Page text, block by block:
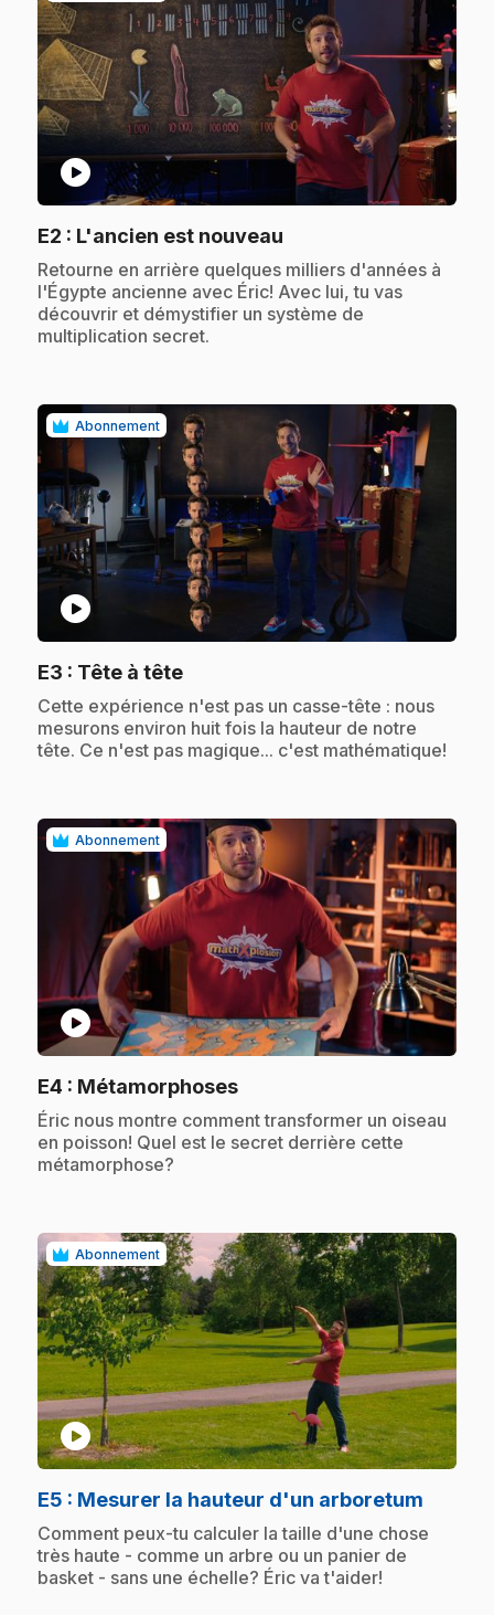
play_circle
E2 : L'ancien est nouveau
.Retourne en arrière quelques milliers d'années à
l'Égypte ancienne avec Éric! Avec lui, tu vas
découvrir et démystifier un système de
multiplication secret.
Abonnement
play_circle
E3 : Tête à tête.
.Cette expérience n'est pas un casse-tête : nous
mesurons environ huit fois la hauteur de notre
tête. Ce n'est pas magique... c'est mathématique!
Abonnement
play_circle
E4 : Métamorphoses.
.Éric nous montre comment transformer un oiseau
en poisson! Quel est le secret derrière cette
métamorphose?
Abonnement
play_circle
E5 : Mesurer la hauteur d'un arboretum
.Comment peux-tu calculer la taille d'une chose
très haute - comme un arbre ou un panier de
basket - sans une échelle? Éric va t'aider!